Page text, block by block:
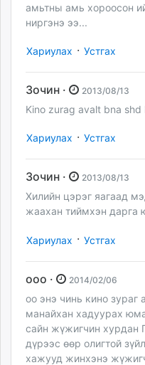
амьтны амь хороосон
ниргэнэ ээ...
Хариулах · Устгах
Зочин · 2013/08/13
Kino zurag avalt bna
Хариулах · Устгах
Зочин · 2013/08/13
Хилийн цэрэг яагаад
жаахан тиймхэн дарга
Хариулах · Устгах
ооо · 2014/02/06
оо энэ чинь кино зураг
манайхан хадуурах
сайн жүжигчин хурдан
дүрээс өөр олигтой
хажууд жинхэнэ